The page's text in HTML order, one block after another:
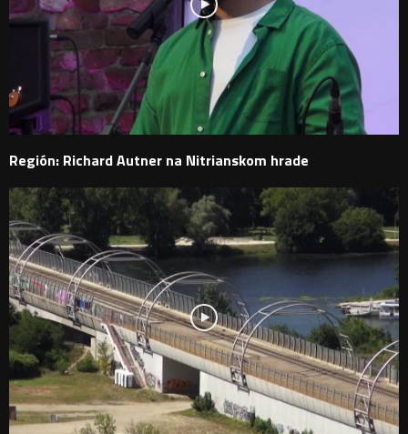
Región: Richard Autner na Nitrianskom hrade